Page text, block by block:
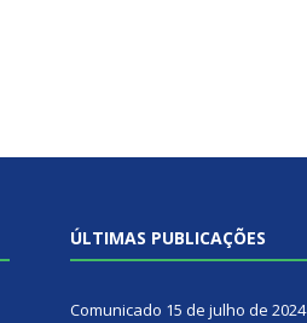
ÚLTIMAS PUBLICAÇÕES
Comunicado 15 de julho de 2024